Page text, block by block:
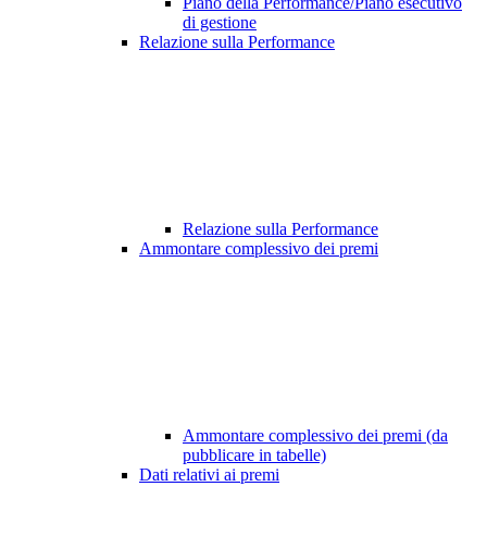
di gestione
Relazione sulla Performance
Relazione sulla Performance
Ammontare complessivo dei premi
Ammontare complessivo dei premi (da
pubblicare in tabelle)
Dati relativi ai premi